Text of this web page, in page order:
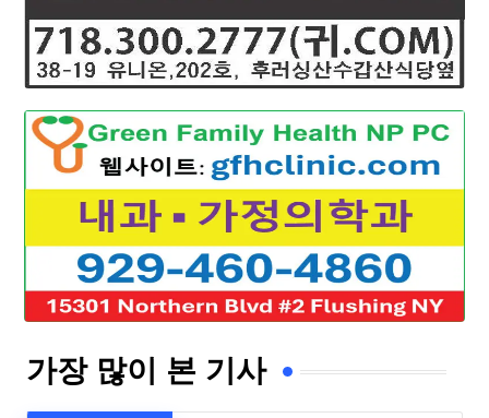
가장 많이 본 기사